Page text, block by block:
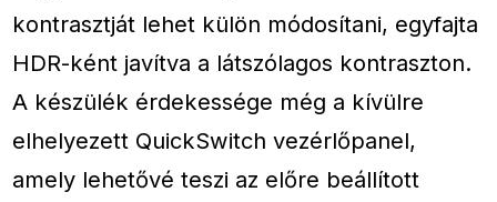
kontrasztját lehet külön módosítani, egyfajta
HDR-ként javítva a látszólagos kontraszton.
A készülék érdekessége még a kívülre
elhelyezett QuickSwitch vezérlőpanel,
amely lehetővé teszi az előre beállított